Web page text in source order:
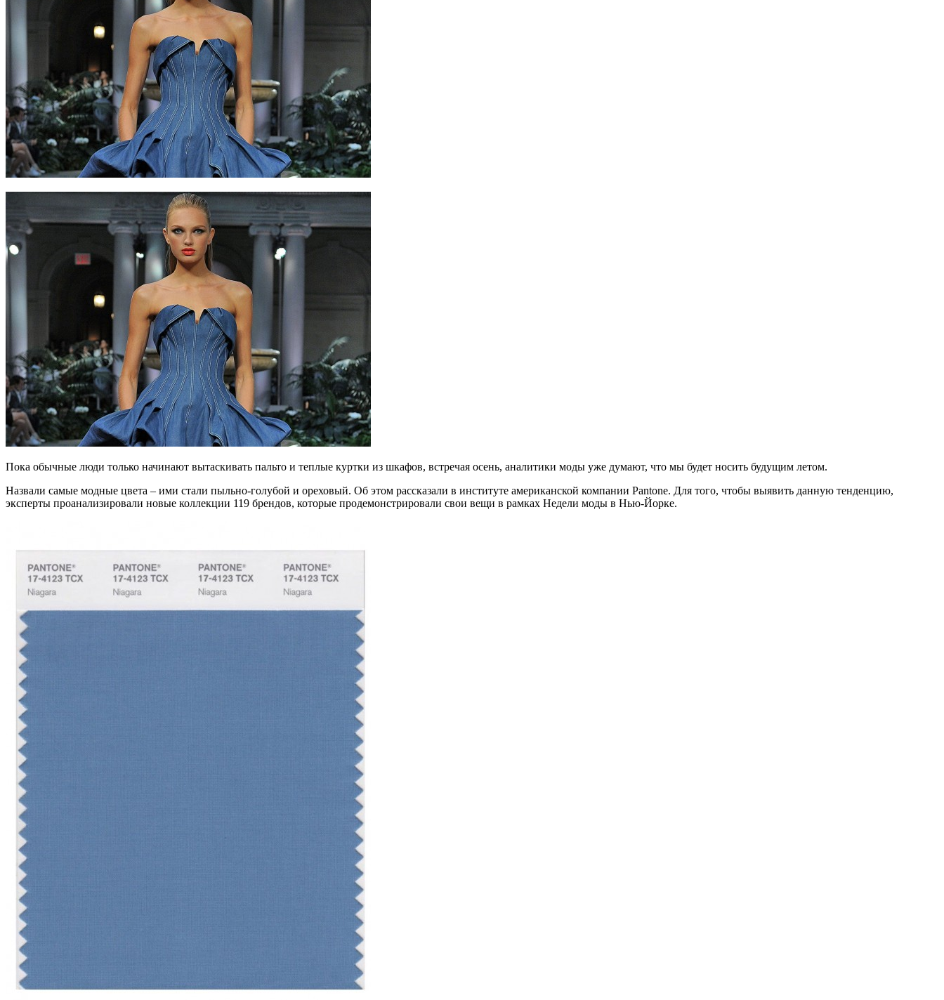
Пока обычные люди только начинают вытаскивать пальто и теплые куртки из шкафов, встречая осень, аналитики моды уже думают, что мы будет носить будущим летом.
Назвали самые модные цвета – ими стали пыльно-голубой и ореховый. Об этом рассказали в институте американской компании Pantone. Для того, чтобы выявить данную тенденцию,
эксперты проанализировали новые коллекции 119 брендов, которые продемонстрировали свои вещи в рамках Недели моды в Нью-Йорке.